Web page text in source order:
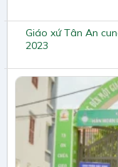
Giáo xứ Tân An
2023